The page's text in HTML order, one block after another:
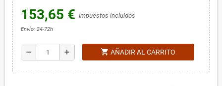
153,65 € Impuestos incluidos
Envío: 24-72h
remove add shopping_cart AÑADIR AL CARRITO